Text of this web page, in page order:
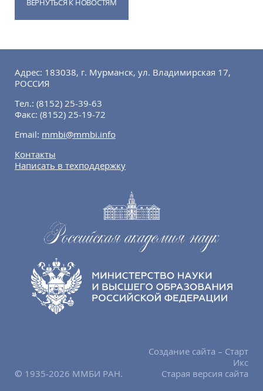
ВЕРНУТЬСЯ К НОВОСТЯМ
Адрес: 183038, г. Мурманск, ул. Владимирская 17,
РОССИЯ
Тел.: (8152) 25-39-63
Факс: (8152) 25-19-72
Email: mmbi@mmbi.info
Контакты
Написать в техподдержку
© 1935-2026 ММБИ РАН.
Создание сайта – Старт
Икс
Старая версия сайта